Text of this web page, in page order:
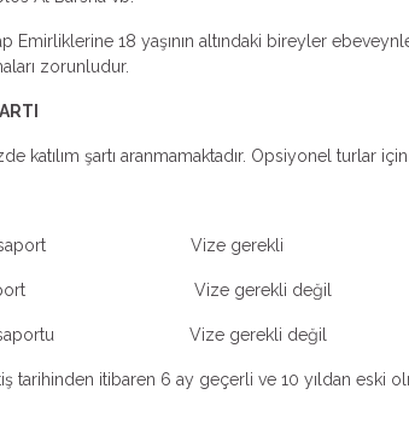
Emirliklerine 18 yaşının altındaki bireyler
zorunludur.
katılım şartı aranmamaktadır. Opsiyonel turlar için
Pasaport Vize gerekli
Vize gerekli değil
Pasaportu Vize gerekli değil
tarihinden itibaren 6 ay geçerli ve 10 yıldan eski